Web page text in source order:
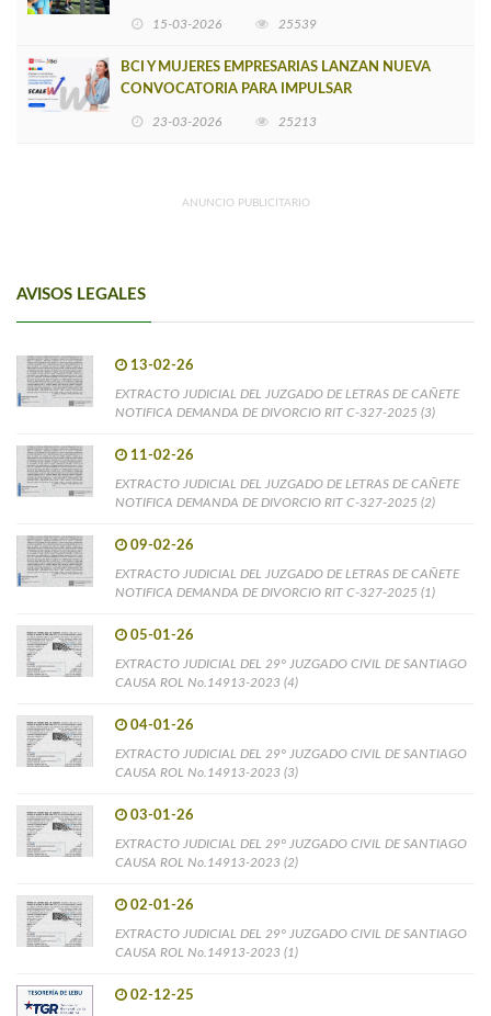
15-03-2026 25539
BCI Y MUJERES EMPRESARIAS LANZAN NUEVA
CONVOCATORIA PARA IMPULSAR
23-03-2026 25213
ANUNCIO PUBLICITARIO
AVISOS LEGALES
13-02-26
EXTRACTO JUDICIAL DEL JUZGADO DE LETRAS DE CAÑETE
NOTIFICA DEMANDA DE DIVORCIO RIT C-327-2025 (3)
11-02-26
EXTRACTO JUDICIAL DEL JUZGADO DE LETRAS DE CAÑETE
NOTIFICA DEMANDA DE DIVORCIO RIT C-327-2025 (2)
09-02-26
EXTRACTO JUDICIAL DEL JUZGADO DE LETRAS DE CAÑETE
NOTIFICA DEMANDA DE DIVORCIO RIT C-327-2025 (1)
05-01-26
EXTRACTO JUDICIAL DEL 29° JUZGADO CIVIL DE SANTIAGO
CAUSA ROL No.14913-2023 (4)
04-01-26
EXTRACTO JUDICIAL DEL 29° JUZGADO CIVIL DE SANTIAGO
CAUSA ROL No.14913-2023 (3)
03-01-26
EXTRACTO JUDICIAL DEL 29° JUZGADO CIVIL DE SANTIAGO
CAUSA ROL No.14913-2023 (2)
02-01-26
EXTRACTO JUDICIAL DEL 29° JUZGADO CIVIL DE SANTIAGO
CAUSA ROL No.14913-2023 (1)
02-12-25